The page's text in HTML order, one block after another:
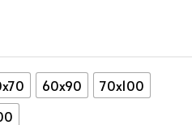
60x90
70x100